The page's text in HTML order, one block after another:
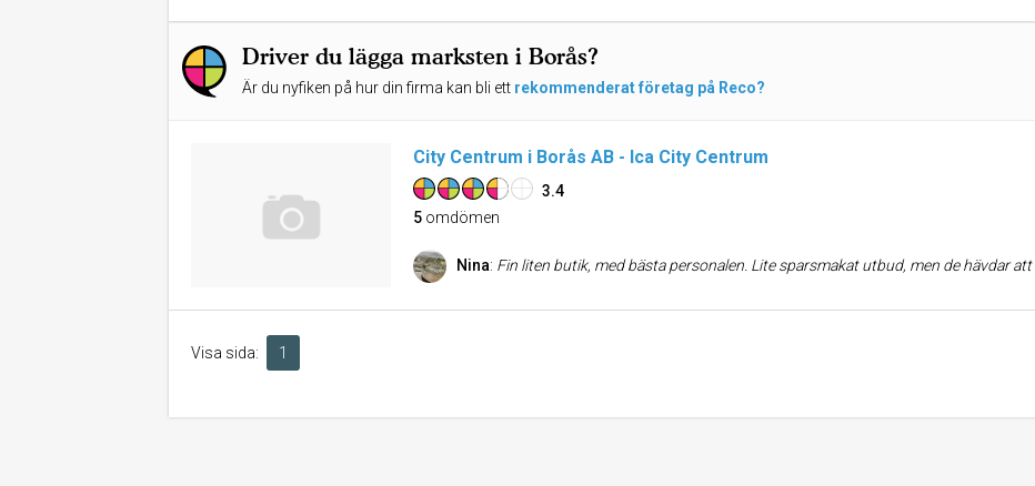
Driver du lägga marksten i Borås?
Är du nyfiken på hur din firma kan bli ett rekommenderat företag på Reco?
City Centrum i Borås AB - Ica City Centrum
3.4
5 omdömen
Nina: Fin liten butik, med bästa personalen. Lite sparsmakat utbud, men de hävdar att priserna är desamma som systerbutikerna (tror nog det stämmer, men de varor dom väljer att ha i sortiment är kanske inte de billigaste alternativen). Manuell chark är praktiskt och extra mysigt.
Visa sida: 1